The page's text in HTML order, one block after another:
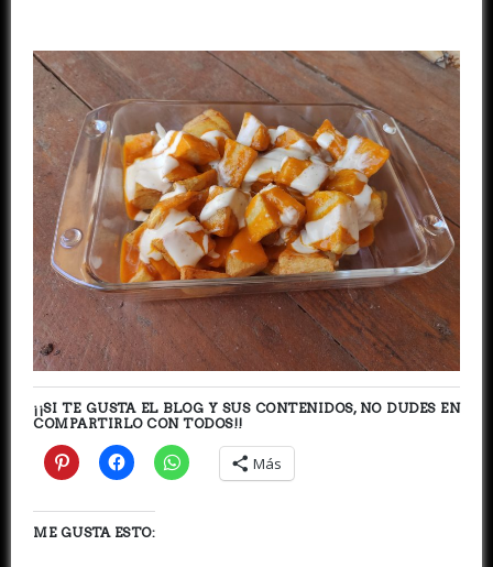
¡¡SI TE GUSTA EL BLOG Y SUS CONTENIDOS, NO DUDES EN
COMPARTIRLO CON TODOS!!
Más
ME GUSTA ESTO: